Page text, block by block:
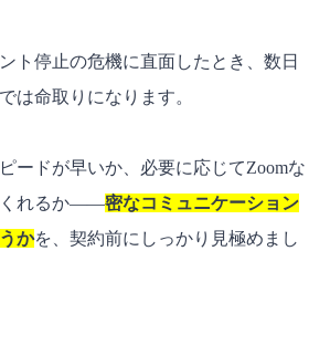
ト停止の危機に直面したとき、数日
は命取りになります。
ードが早いか、必要に応じてZoomな
くれるか——密なコミュニケーション
かを、契約前にしっかり見極めまし